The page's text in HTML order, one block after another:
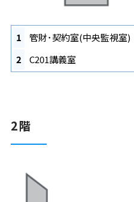
1
管財･契約室(中央監視室)
2
C201講義室
2階